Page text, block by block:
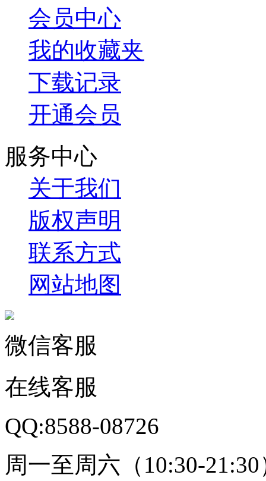
会员中心
我的收藏夹
下载记录
开通会员
服务中心
关于我们
版权声明
联系方式
网站地图
微信客服
在线客服
QQ:8588-08726
周一至周六（10:30-21:30